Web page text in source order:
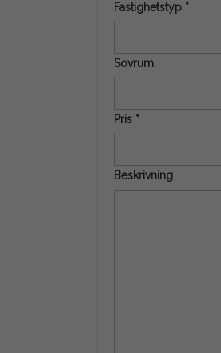
Fastighetstyp *
Sovrum
Pris *
Beskrivning